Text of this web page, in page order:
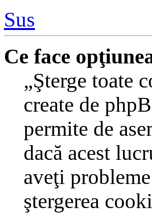
Sus
Ce face
„Şterge toate
create de
permite de
dacă acest
aveţi
ştergerea